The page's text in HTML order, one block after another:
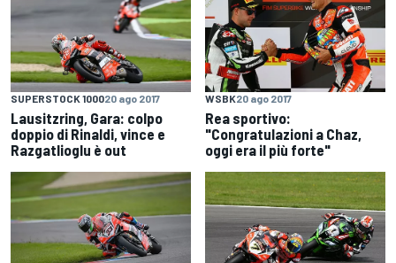
SUPERSTOCK 100020 ago 2017
Lausitzring, Gara: colpo
doppio di Rinaldi, vince e
Razgatlioglu è out
WSBK20 ago 2017
Rea sportivo:
"Congratulazioni a Chaz,
oggi era il più forte"